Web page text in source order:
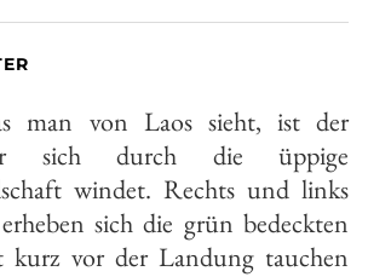
man von Laos sieht, ist der
sich durch die üppige
windet. Rechts und links
sich die grün bedeckten
kurz vor der Landung tauchen